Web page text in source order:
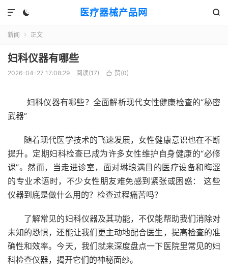
医疗器械产品网
 

新闻  正文
妇科仪器有哪些
2026-04-27 17:08:29 阅读(17)  赞(0)
妇科仪器有哪些？全面解析现代女性健康检查的“秘密
武器”
随着现代医学技术的飞速发展，女性健康意识也在不断
提升。定期妇科检查已成为许多女性维护自身健康的“必修
课”。然而，当走进诊室，面对琳琅满目的医疗设备和晦涩
的专业术语时，不少女性朋友难免感到紧张或困惑： 这些
仪器到底是做什么用的？检查过程痛苦吗？
了解常见的妇科仪器及其功能，不仅能帮助我们消除对
未知的恐惧，还能让我们更主动地配合医生，提高检查的准
确性和效率。今天，我们就来深度盘点一下医院里常见的妇
科检查仪器，揭开它们的神秘面纱。